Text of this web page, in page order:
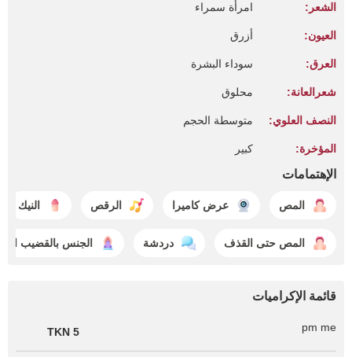
الشعر: امرأة سمراء
العيون: أزرق
العرق: سوداء البشرة
شعرالعانة: محلوق
النصف العلوي: متوسطة الحجم
المؤخرة: كبير
الإهتمامات
المص عرض كاميرا الرقص النيك
المص حتى القذف دردشة الجنس بالقضيب
قائمة الإكراميات
pm me
5 TKN